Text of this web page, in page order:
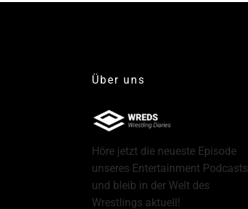
Über uns
Höre jetzt die neueste Episode
unseres Entertainment Podcasts
und bleib in der Welt des
Wrestlings aktuell!